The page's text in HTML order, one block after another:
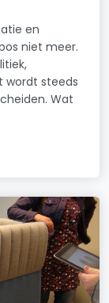
en
niet meer.
wordt steeds
Wat